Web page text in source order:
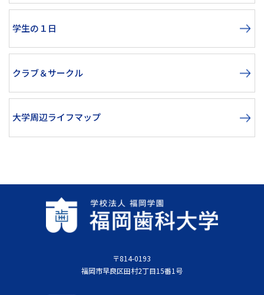
学生の１日
クラブ＆サークル
大学周辺ライフマップ
〒814-0193
福岡市早良区田村2丁目15番1号